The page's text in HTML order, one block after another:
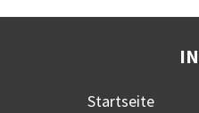
Startseite